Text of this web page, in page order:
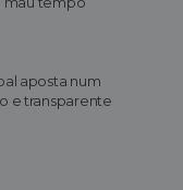
aposta num
e transparente